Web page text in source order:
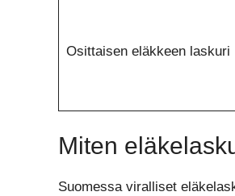
Osittaisen eläkkeen laskuri
Miten
Suomessa viralliset